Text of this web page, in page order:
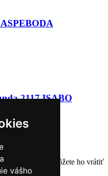
vášho
2117 ISABO
230€
do 24 hodín
tovar nesadne, môžete ho vrátiť
- 16:30